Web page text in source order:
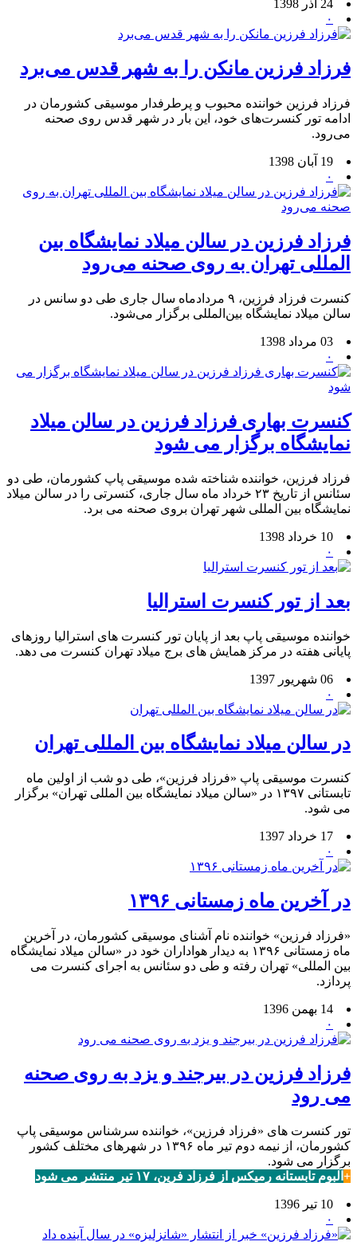
24 آذر 1398
۰
فرزاد فرزین مانکن را به شهر قدس می‌برد
فرزاد فرزین خواننده محبوب و پرطرفدار موسیقی کشورمان در
ادامه تور کنسرت‌های خود، این بار در شهر قدس روی صحنه
می‌رود.
19 آبان 1398
۰
فرزاد فرزین در سالن میلاد نمایشگاه بین
المللی تهران به روی صحنه می‌رود
کنسرت فرزاد فرزین، ۹ مردادماه سال جاری طی دو سانس در
سالن میلاد نمایشگاه بین‌المللی برگزار می‌شود.
03 مرداد 1398
۰
کنسرت بهاری فرزاد فرزین در سالن میلاد
نمایشگاه برگزار می شود
فرزاد فرزین، خواننده شناخته شده موسیقی پاپ کشورمان، طی دو
سئانس از تاریخ ۲۳ خرداد ماه سال جاری، کنسرتی را در سالن میلاد
نمایشگاه بین المللی شهر تهران بروی صحنه می برد.
10 خرداد 1398
۰
بعد از تور کنسرت استرالیا
خواننده موسیقی پاپ بعد از پایان تور کنسرت های استرالیا روزهای
پایانی هفته در مرکز همایش های برج میلاد تهران کنسرت می دهد.
06 شهریور 1397
۰
در سالن میلاد نمایشگاه بین المللی تهران
کنسرت موسیقی پاپ «فرزاد فرزین»، طی دو شب از اولین ماه
تابستانی ۱۳۹۷ در «سالن میلاد نمایشگاه بین المللی تهران» برگزار
می شود.
17 خرداد 1397
۰
در آخرین ماه زمستانی ۱۳۹۶
«فرزاد فرزین» خواننده نام آشنای موسیقی کشورمان، در آخرین
ماه زمستانی ۱۳۹۶ به دیدار هواداران خود در «سالن میلاد نمایشگاه
بین المللی» تهران رفته و طی دو سئانس به اجرای کنسرت می
پردازد.
14 بهمن 1396
۰
فرزاد فرزین در بیرجند و یزد به روی صحنه
می رود
تور کنسرت های «فرزاد فرزین»، خواننده سرشناس موسیقی پاپ
کشورمان، از نیمه دوم تیر ماه ۱۳۹۶ در شهرهای مختلف کشور
برگزار می شود.
+ آلبوم تابستانه رمیکس از فرزاد فرین، ۱۷ تیر منتشر می شود
10 تیر 1396
۰